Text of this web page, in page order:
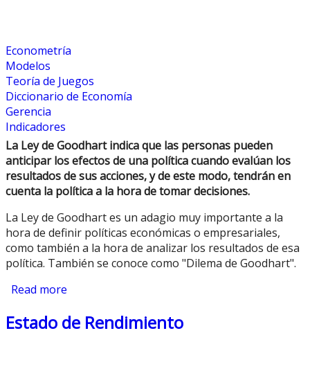
Econometría
Modelos
Teoría de Juegos
Diccionario de Economía
Gerencia
Indicadores
La Ley de Goodhart indica que las personas pueden
anticipar los efectos de una política cuando evalúan los
resultados de sus acciones, y de este modo, tendrán en
cuenta la política a la hora de tomar decisiones.
La Ley de Goodhart es un adagio muy importante a la
hora de definir políticas económicas o empresariales,
como también a la hora de analizar los resultados de esa
política. También se conoce como "Dilema de Goodhart".
Read more
Estado de Rendimiento